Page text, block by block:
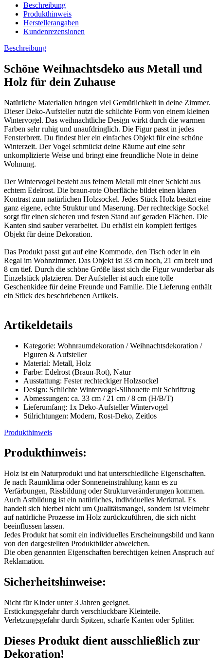
Beschreibung
Produkthinweis
Herstellerangaben
Kundenrezensionen
Beschreibung
Schöne Weihnachtsdeko aus Metall und
Holz für dein Zuhause
Natürliche Materialien bringen viel Gemütlichkeit in deine Zimmer.
Dieser Deko-Aufsteller nutzt die schlichte Form von einem kleinen
Wintervogel. Das weihnachtliche Design wirkt durch die warmen
Farben sehr ruhig und unaufdringlich. Die Figur passt in jedes
Fensterbrett. Du findest hier ein einfaches Objekt für eine schöne
Winterzeit. Der Vogel schmückt deine Räume auf eine sehr
unkomplizierte Weise und bringt eine freundliche Note in deine
Wohnung.
Der Wintervogel besteht aus feinem Metall mit einer Schicht aus
echtem Edelrost. Die braun-rote Oberfläche bildet einen klaren
Kontrast zum natürlichen Holzsockel. Jedes Stück Holz besitzt eine
ganz eigene, echte Struktur und Maserung. Der rechteckige Sockel
sorgt für einen sicheren und festen Stand auf geraden Flächen. Die
Kanten sind sauber verarbeitet. Du erhälst ein komplett fertiges
Objekt für deine Dekoration.
Das Produkt passt gut auf eine Kommode, den Tisch oder in ein
Regal im Wohnzimmer. Das Objekt ist 33 cm hoch, 21 cm breit und
8 cm tief. Durch die schöne Größe lässt sich die Figur wunderbar als
Einzelstück platzieren. Der Aufsteller ist auch eine tolle
Geschenkidee für deine Freunde und Familie. Die Lieferung enthält
ein Stück des beschriebenen Artikels.
Artikeldetails
Kategorie: Wohnraumdekoration / Weihnachtsdekoration /
Figuren & Aufsteller
Material: Metall, Holz
Farbe: Edelrost (Braun-Rot), Natur
Ausstattung: Fester rechteckiger Holzsockel
Design: Schlichte Wintervogel-Silhouette mit Schriftzug
Abmessungen: ca. 33 cm / 21 cm / 8 cm (H/B/T)
Lieferumfang: 1x Deko-Aufsteller Wintervogel
Stilrichtungen: Modern, Rost-Deko, Zeitlos
Produkthinweis
Produkthinweis:
Holz ist ein Naturprodukt und hat unterschiedliche Eigenschaften.
Je nach Raumklima oder Sonneneinstrahlung kann es zu
Verfärbungen, Rissbildung oder Strukturveränderungen kommen.
Auch Astbildung ist ein natürliches, individuelles Merkmal. Es
handelt sich hierbei nicht um Qualitätsmangel, sondern ist vielmehr
auf natürliche Prozesse im Holz zurückzuführen, die sich nicht
beeinflussen lassen.
Jedes Produkt hat somit ein individuelles Erscheinungsbild und kann
von den dargestellten Produktbilder abweichen.
Die oben genannten Eigenschaften berechtigen keinen Anspruch auf
Reklamation.
Sicherheitshinweise:
Nicht für Kinder unter 3 Jahren geeignet.
Erstickungsgefahr durch verschluckbare Kleinteile.
Verletzungsgefahr durch Spitzen, scharfe Kanten oder Splitter.
Dieses Produkt dient ausschließlich zur
Dekoration!